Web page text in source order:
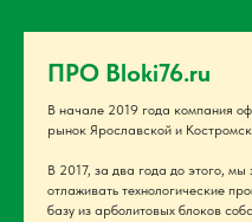
ПРО Bloki76.ru
В начале 2019 года компания
рынок Ярославской и
В 2017, за два года до этого,
отлаживать технологические
базу из арболитовых блоков